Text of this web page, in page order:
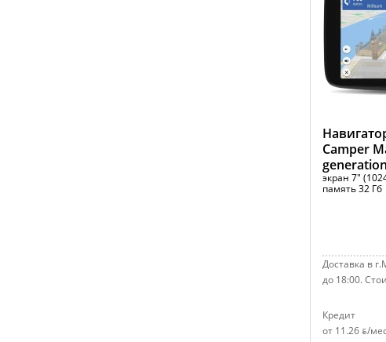
Camper
generation
экран 7"
память 32 Гб
Доставка в
до 18:00.
Кредит
от 11.26 ƃ/